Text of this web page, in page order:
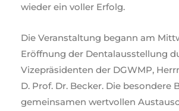
wieder ein voller Erfolg.
Die Veranstaltung begann am
Eröffnung der Dentalausstellung
Vizepräsidenten der DGWMP,
D. Prof. Dr. Becker. Die besondere
gemeinsamen wertvollen